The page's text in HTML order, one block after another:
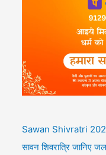
Sawan Shivratri
सावन शिवरात्रि जानिए